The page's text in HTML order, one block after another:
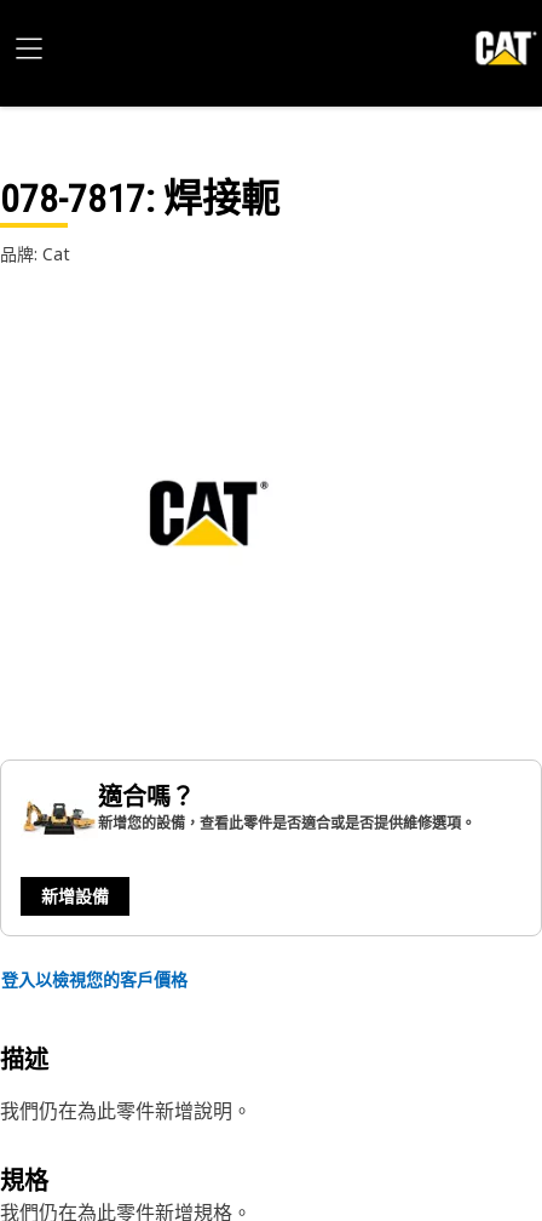
078-7817: 焊接軛
品牌: Cat
適合嗎？
新增您的設備，查看此零件是否適合或是否提供維修選項。
新增設備
登入以檢視您的客戶價格
描述
我們仍在為此零件新增說明。
規格
我們仍在為此零件新增規格。